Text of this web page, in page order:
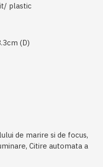
plastic
(D)
de marire si de focus,
Citire automata a